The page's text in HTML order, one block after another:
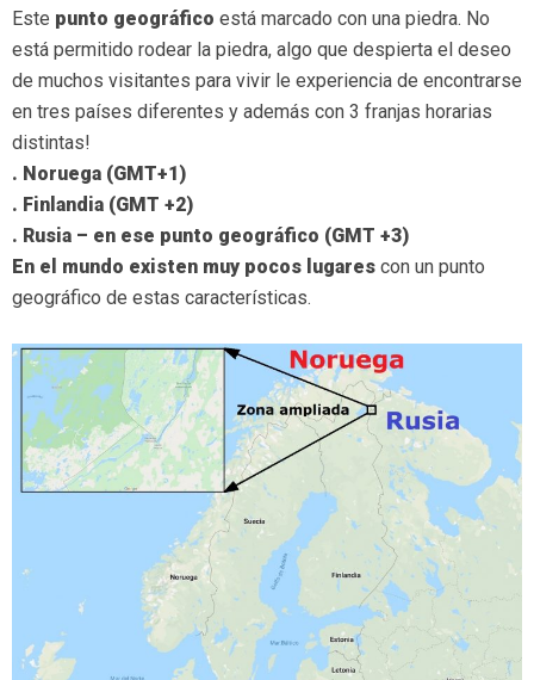
Este punto geográfico está marcado con una piedra. No
está permitido rodear la piedra, algo que despierta el deseo
de muchos visitantes para vivir le experiencia de encontrarse
en tres países diferentes y además con 3 franjas horarias
distintas!
. Noruega (GMT+1)
. Finlandia (GMT +2)
. Rusia – en ese punto geográfico (GMT +3)
En el mundo existen muy pocos lugares con un punto
geográfico de estas características.